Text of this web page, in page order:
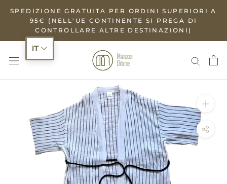
Salta
contenuto
SPEDIZIONE GRATUITA PER ORDINI SUPERIORI A
95€ (NELL'UE CONTINENTE SI PREGA DI
CONTROLLARE ALTRE DESTINAZIONI)
IT